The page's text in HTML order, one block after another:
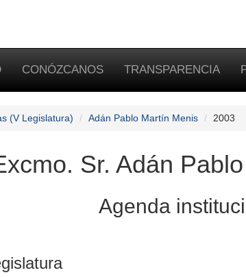
CONÓZCANOS TRANSPARENCIA
(V Legislatura) Adán Pablo Martín Menis 2003
Sr. Adán
Agenda